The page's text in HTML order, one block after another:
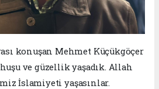
konuşan Mehmet Küçükgöçer
ve güzellik yaşadık. Allah
İslamiyeti yaşasınlar.